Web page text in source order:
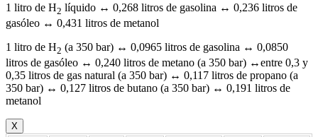
1 litro de H2 líquido ↔ 0,268 litros de gasolina ↔ 0,236 litros de
gasóleo ↔ 0,431 litros de metanol
1 litro de H2 (a 350 bar) ↔ 0,0965 litros de gasolina ↔ 0,0850
litros de gasóleo ↔ 0,240 litros de metano (a 350 bar) ↔entre 0,3 y
0,35 litros de gas natural (a 350 bar) ↔ 0,117 litros de propano (a
350 bar) ↔ 0,127 litros de butano (a 350 bar) ↔ 0,191 litros de
metanol
X